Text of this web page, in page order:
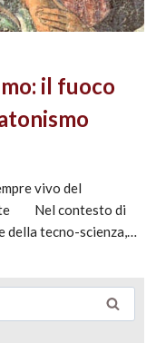
il fuoco
vivo del
Nel contesto di
della tecno-scienza,…